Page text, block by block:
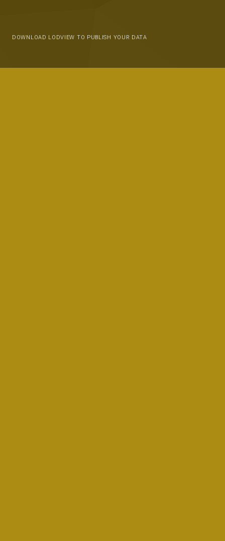
DOWNLOAD LODVIEW TO PUBLISH YOUR DATA